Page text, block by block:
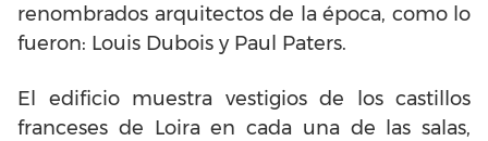
renombrados arquitectos de la época, como lo
fueron: Louis Dubois y Paul Paters.
El edificio muestra vestigios de los castillos
franceses de Loira en cada una de las salas,